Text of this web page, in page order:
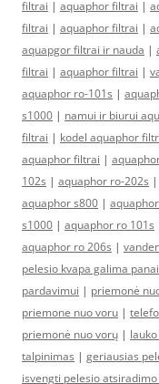
filtrai | aquaphor filtrai |
filtrai | aquaphor filtrai |
aquapgor filtrai ir nauda |
filtrai | aquaphor filtrai |
aquaphor ro-101s |
s1000 | namui ir biurui
filtrai | kodel aquaphor
aquaphor filtrai |
102s | aquaphor ro-202s |
aquaphor s800 |
s1000 | aquaphor ro 101s
aquaphor ro 206s |
pelesio kvapa galima
pardavimui | priemonė
priemone nuo voru |
priemonė nuo vorų |
talpinimas | geriausias
isvengti pelesio